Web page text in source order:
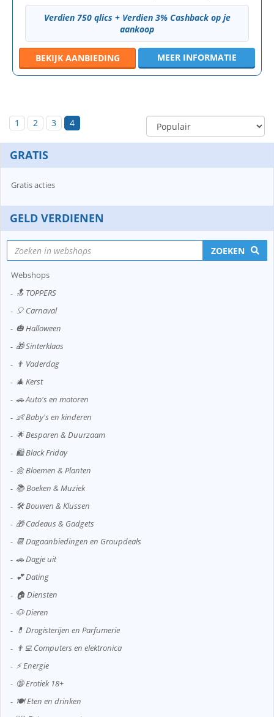
Verdien 750 qlics + Verdien 3% Cashback op je
aankoop
BEKIJK AANBIEDING MEER INFORMATIE
1 2 3 4
GRATIS
Gratis acties
GELD VERDIENEN
ZOEKEN
Webshops
🔝 TOPPERS
🎈 Carnaval
🎃 Halloween
🎁 Sinterklaas
👨 Vaderdag
🎄 Kerst
🚗 Auto's en motoren
👶 Baby's en kinderen
🌟 Besparen & Duurzaam
🛍️ Black Friday
🌼 Bloemen & Planten
📚 Boeken & Muziek
🛠️ Bouwen & Klussen
🎁 Cadeaus & Gadgets
📆 Dagaanbiedingen en Groupdeals
🚗 Dagje uit
💕 Dating
🏠 Diensten
🐶 Dieren
💊 Drogisterijen en Parfumerie
👨‍💻 Computers en elektronica
⚡ Energie
🔞 Erotiek 18+
🍽️ Eten en drinken